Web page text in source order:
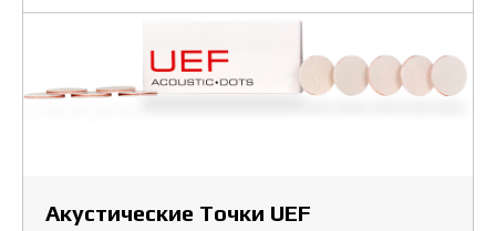
Акустические Точки UEF